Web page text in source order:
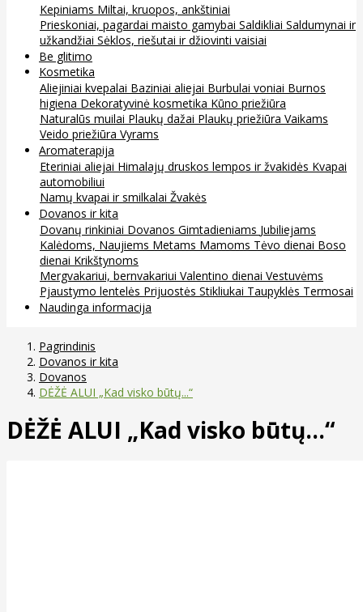
Kepiniams Miltai, kruopos, ankštiniai
Prieskoniai, pagardai maisto gamybai Saldikliai Saldumynai ir
užkandžiai Sėklos, riešutai ir džiovinti vaisiai
Be glitimo
Kosmetika
Aliejiniai kvepalai Baziniai aliejai Burbulai voniai Burnos
higiena Dekoratyvinė kosmetika Kūno priežiūra
Naturalūs muilai Plaukų dažai Plaukų priežiūra Vaikams
Veido priežiūra Vyrams
Aromaterapija
Eteriniai aliejai Himalajų druskos lempos ir žvakidės Kvapai
automobiliui
Namų kvapai ir smilkalai Žvakės
Dovanos ir kita
Dovanų rinkiniai Dovanos Gimtadieniams Jubiliejams
Kalėdoms, Naujiems Metams Mamoms Tėvo dienai Boso
dienai Krikštynoms
Mergvakariui, bernvakariui Valentino dienai Vestuvėms
Pjaustymo lentelės Prijuostės Stikliukai Taupyklės Termosai
Naudinga informacija
Pagrindinis
Dovanos ir kita
Dovanos
DĖŽĖ ALUI „Kad visko būtų...“
DĖŽĖ ALUI „Kad visko būtų...“